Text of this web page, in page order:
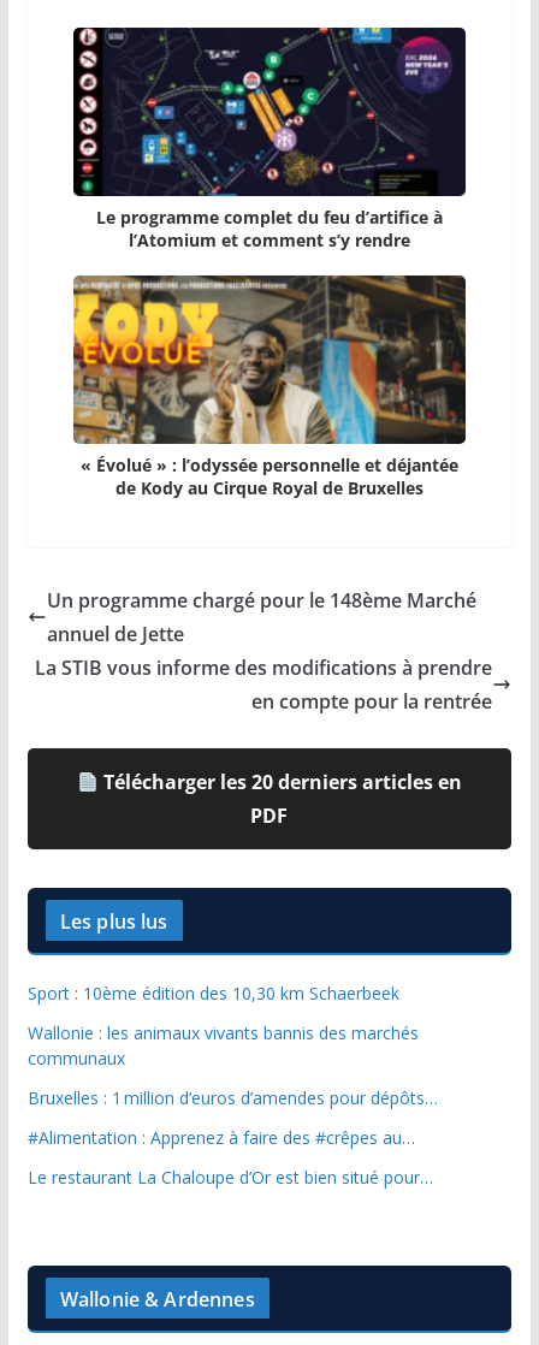
Le programme complet du feu d’artifice à
l’Atomium et comment s’y rendre
« Évolué » : l’odyssée personnelle et déjantée
de Kody au Cirque Royal de Bruxelles
Un programme chargé pour le 148ème Marché
annuel de Jette
La STIB vous informe des modifications à prendre
en compte pour la rentrée
Télécharger les 20 derniers articles en
PDF
Les plus lus
Sport : 10ème édition des 10,30 km Schaerbeek
Wallonie : les animaux vivants bannis des marchés
communaux
Bruxelles : 1 million d’euros d’amendes pour dépôts…
#Alimentation : Apprenez à faire des #crêpes au…
Le restaurant La Chaloupe d’Or est bien situé pour…
Wallonie & Ardennes